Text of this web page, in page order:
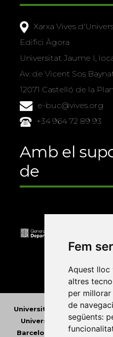
Fem
Aquest lloc
altres
per
de
següents:
Xarxa Vives
Edifici Àgora
Universitat Jaume I,
Av. de Vicent Sos
12071 Castelló de la
e-buc@vives.org
+34 964 72 89 93
Amb el
de
Universitat Abat Oliba CEU
Universitat d'Andorra•
Barcelona
Universitat